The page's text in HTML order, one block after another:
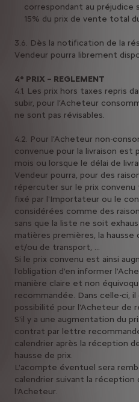
correspondant au préjudice
15% du prix de vente total
3.6. Dès la notification de la
Vendeur pourra librement
4° PRIX – REGLEMENT
4.1. Les prix hors taxes repris
subir, pour l’Acheteur
ne sont pas révisables.
4.2. Pour l’Acheteur non-
convenue pour la livraison est
mois ou lorsque le délai de
Vendeur pourra, pour des
répercuter sur le prix
fixé par l'Importateur ou le
considérées comme des
sans que la liste ne soit
matières premières, la hausse
et/ou de transport, …
Si le prix convenu est ainsi
l'obligation d'en informer
manière claire et non
recommandée. Dans celle-ci,
possibilité pour l'Acheteur de
S'il y a une augmentation du
contrat par lettre
calendrier après la réception
hausse de prix.
L'acompte éventuel sera
calendrier suivant la réception
l'Acheteur.